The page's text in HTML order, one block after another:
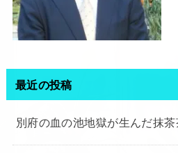
最近の投稿
別府の血の池地獄が生んだ抹茶